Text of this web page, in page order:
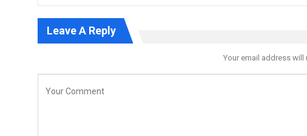
Leave A Reply
Your email address